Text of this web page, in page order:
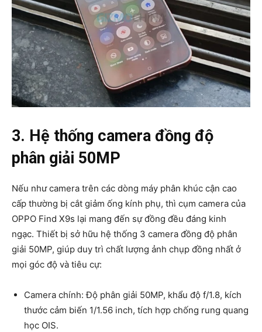
3. Hệ thống camera đồng độ
phân giải 50MP
Nếu như camera trên các dòng máy phân khúc cận cao
cấp thường bị cắt giảm ống kính phụ, thì cụm camera của
OPPO Find X9s lại mang đến sự đồng đều đáng kinh
ngạc. Thiết bị sở hữu hệ thống 3 camera đồng độ phân
giải 50MP, giúp duy trì chất lượng ảnh chụp đồng nhất ở
mọi góc độ và tiêu cự:
Camera chính: Độ phân giải 50MP, khẩu độ f/1.8, kích
thước cảm biến 1/1.56 inch, tích hợp chống rung quang
học OIS.